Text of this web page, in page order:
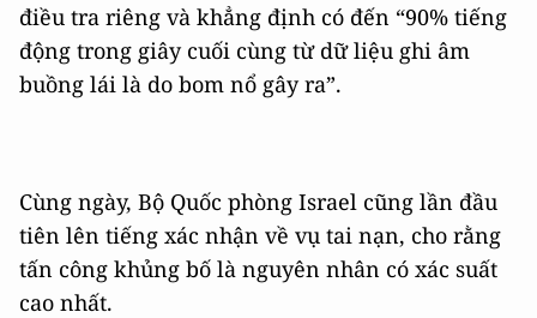
điều tra riêng và khẳng định có đến “90% tiếng
động trong giây cuối cùng từ dữ liệu ghi âm
buồng lái là do bom nổ gây ra”.
Cùng ngày, Bộ Quốc phòng Israel cũng lần đầu
tiên lên tiếng xác nhận về vụ tai nạn, cho rằng
tấn công khủng bố là nguyên nhân có xác suất
cao nhất.